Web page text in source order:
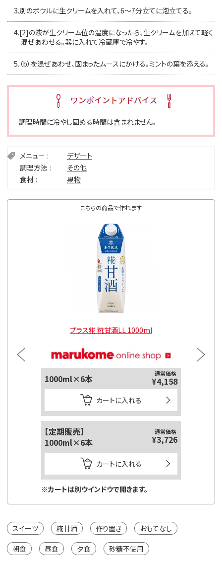
3.別のボウルに生クリームを入れて、6〜7分立てに泡立てる。
4.[2]の液が生クリーム位の温度になったら、生クリームを加えて軽く
混ぜあわせる。器に入れて冷蔵庫で冷やす。
5. （b）を混ぜあわせ、固まったムースにかける。ミントの葉を添える。
調理時間に冷やし固める時間は含まれません。
メニュー
デザート
調理方法
その他
食材
果物
こちらの商品で作れます
プラス糀 糀甘酒LL 1000ml
1000ml×6本 通常価格
¥4,158
カートに入れる
【定期販売】
1000ml×6本
通常価格
¥3,726
カートに入れる
※カートは別ウインドウで開きます。
スイーツ 糀甘酒 作り置き おもてなし
朝食 昼食 夕食 砂糖不使用